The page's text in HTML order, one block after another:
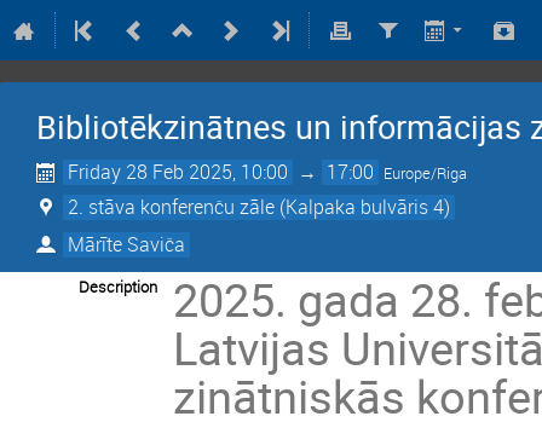
Bibliotēkzinātnes un informācijas
Friday 28 Feb 2025, 10:00 → 17:00 Europe/Riga
2. stāva konferenču zāle (Kalpaka bulvāris 4)
Mārīte Saviča
Description 2025. gada 28.
Latvijas
zinātniskās